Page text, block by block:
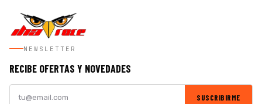
NEWSLETTER
RECIBE OFERTAS Y NOVEDADES
SUSCRIBIRME